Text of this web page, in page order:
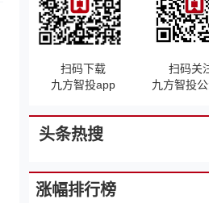
扫码下载
九方智投app
扫码关
九方智投
头条热搜
涨幅排行榜